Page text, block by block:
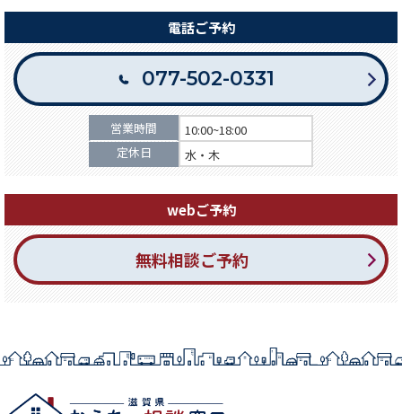
電話ご予約
077-502-0331
営業時間
10:00~18:00
定休日
水・木
webご予約
無料相談ご予約